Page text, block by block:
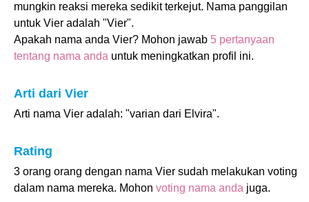
mungkin reaksi mereka sedikit terkejut. Nama panggilan
untuk Vier adalah "Vier".
Apakah nama anda Vier? Mohon jawab 5 pertanyaan
tentang nama anda untuk meningkatkan profil ini.
Arti dari Vier
Arti nama Vier adalah: "varian dari Elvira".
Rating
3 orang orang dengan nama Vier sudah melakukan voting
dalam nama mereka. Mohon voting nama anda juga.